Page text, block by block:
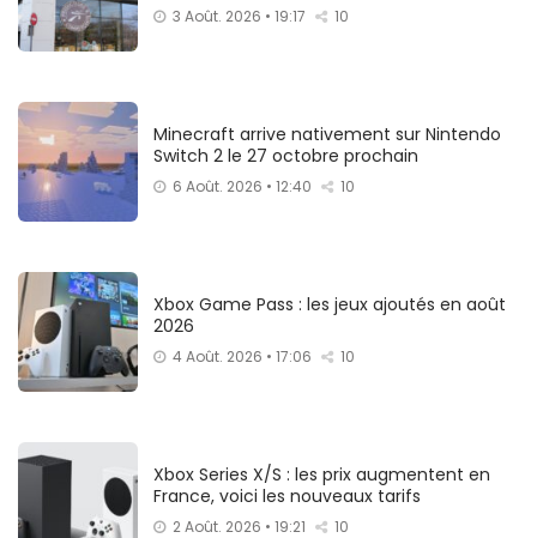
3 Août. 2026 • 19:17 10
Minecraft arrive nativement sur Nintendo
Switch 2 le 27 octobre prochain
6 Août. 2026 • 12:40 10
Xbox Game Pass : les jeux ajoutés en août
2026
4 Août. 2026 • 17:06 10
Xbox Series X/S : les prix augmentent en
France, voici les nouveaux tarifs
2 Août. 2026 • 19:21 10